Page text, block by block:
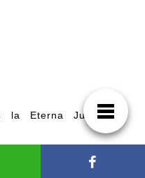
la Eterna Juventud